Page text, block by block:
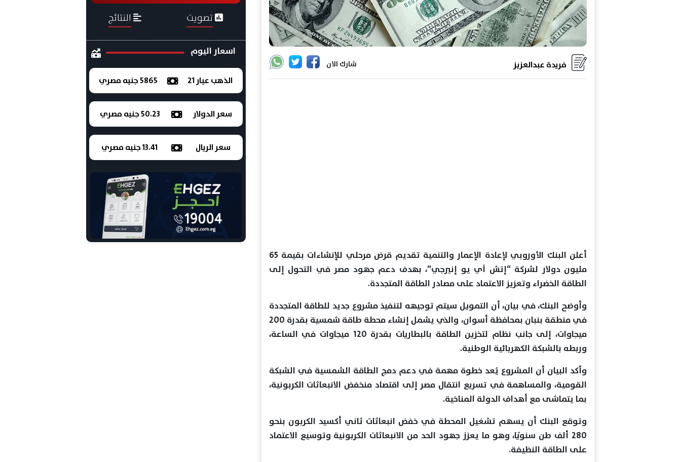
شارك الان فريدة عبدالعزيز
أعلن البنك الأوروبي لإعادة الإعمار والتنمية تقديم قرض مرحلي للإنشاءات بقيمة 65
مليون دولار لشركة “إتش آي يو إنيرجي”، بهدف دعم جهود مصر في التحول إلى
الطاقة الخضراء وتعزيز الاعتماد على مصادر الطاقة المتجددة.
وأوضح البنك، في بيان، أن التمويل سيتم توجيهه لتنفيذ مشروع جديد للطاقة المتجددة
في منطقة بنبان بمحافظة أسوان، والذي يشمل إنشاء محطة طاقة شمسية بقدرة 200
ميجاوات، إلى جانب نظام لتخزين الطاقة بالبطاريات بقدرة 120 ميجاوات في الساعة،
وربطه بالشبكة الكهربائية الوطنية.
وأكد البيان أن المشروع يُعد خطوة مهمة في دعم دمج الطاقة الشمسية في الشبكة
القومية، والمساهمة في تسريع انتقال مصر إلى اقتصاد منخفض الانبعاثات الكربونية،
بما يتماشى مع أهداف الدولة المناخية.
وتوقع البنك أن يسهم تشغيل المحطة في خفض انبعاثات ثاني أكسيد الكربون بنحو
280 ألف طن سنويًا، وهو ما يعزز جهود الحد من الانبعاثات الكربونية وتوسيع الاعتماد
على الطاقة النظيفة.
تصويت النتائج
اسعار اليوم
الذهب عيار 21 5865 جنيه مصري
سعر الدولار 50.23 جنيه مصري
سعر الريال 13.41 جنيه مصري